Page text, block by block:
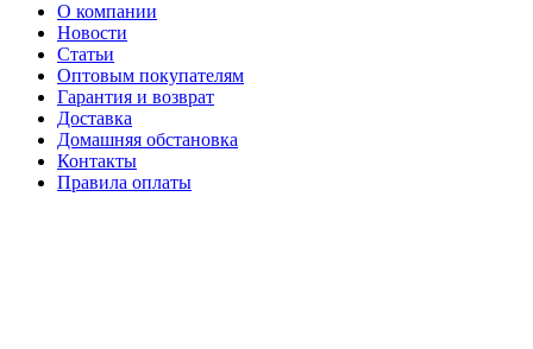
О компании
Новости
Статьи
Оптовым покупателям
Гарантия и возврат
Доставка
Домашняя обстановка
Контакты
Правила оплаты